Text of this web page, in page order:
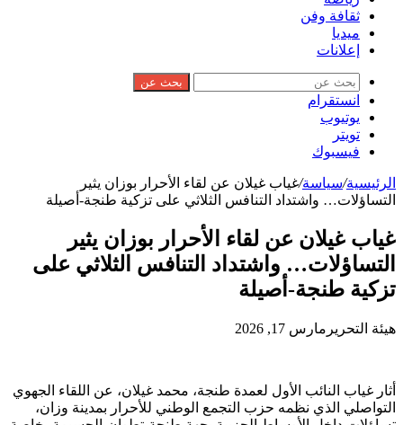
ثقافة وفن
ميديا
إعلانات
بحث عن
انستقرام
يوتيوب
تويتر
فيسبوك
الرئيسية/سياسة/غياب غيلان عن لقاء الأحرار بوزان يثير
التساؤلات… واشتداد التنافس الثلاثي على تزكية طنجة-أصيلة
غياب غيلان عن لقاء الأحرار بوزان يثير
التساؤلات… واشتداد التنافس الثلاثي على
تزكية طنجة-أصيلة
هيئة التحرير مارس 17, 2026
أثار غياب النائب الأول لعمدة طنجة، محمد غيلان، عن اللقاء الجهوي
التواصلي الذي نظمه حزب التجمع الوطني للأحرار بمدينة وزان،